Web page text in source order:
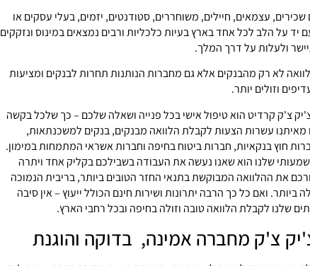
עצמאים, חיילים, משוחררים, סטודנטים, יזמים, בעלי עסקים או
יד על הלב לכל אחד בארץ בעיות כלכליות ורבים נמצאים במינוס ונזקקים
ולעלות על דרך המלך.
לא רק מהבנקים אלא גם מחברות הנותנות תחרות לבנקים ומציעות
וזולים יותר.
צ'ק קרדיט הוא טיפול אישי בכל פנייה ושאלה שלכם – כך שלכל בקשה
מאיתנו עשרות הצעות לקבלת הלוואה מבנקים, בנקים למשכנתאות,
חוץ בנקאיות, חברות ביטוח בחיפה וחברות אשראי המתמחות במימון.
שלנו הוא שאנו נעשה את העבודה בשבילכם בקליק אחד ויתרה
את ההלוואה המבוקשת בתנאי החזר הטובים ביותר, בריבית הנמוכה
ביותר. ואם כל כך הרבה יתרונות ושירות חינם הכולל ייעוץ – אין סיבה
שלנו לקבלת הלוואה טובה וזולה בחיפה ובכל רחבי הארץ.
צ'ק מחברה אמינה, בדוקה והוגנת